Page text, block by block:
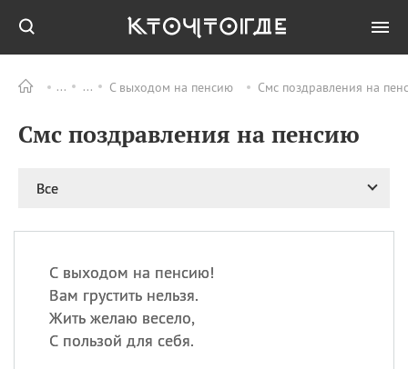
С выходом на пенсию Смс поздравления на
Смс поздравления на пенсию
Все
С выходом на пенсию!
Вам грустить нельзя.
Жить желаю весело,
С пользой для себя.
ПРАЗДНИКИ Все
09.08
День памяти
11.08
11.08